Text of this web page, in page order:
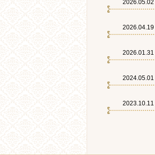
2026.05.02
2026.04.19
2026.01.31
2024.05.01
2023.10.11